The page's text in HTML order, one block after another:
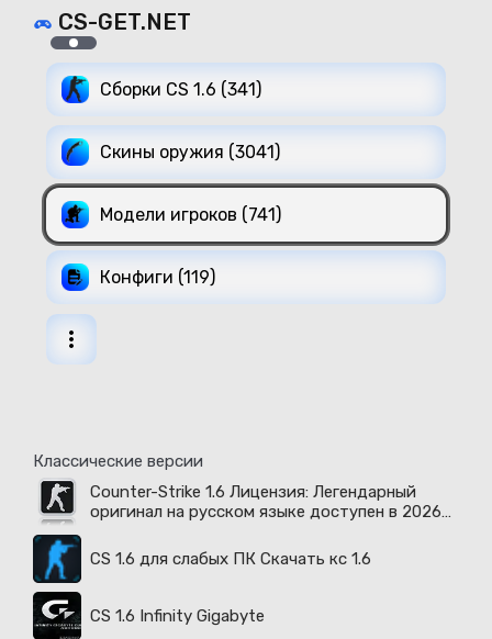
CS-GET.NET
Сборки CS 1.6 (341)
Скины оружия (3041)
Модели игроков (741)
Конфиги (119)
Классические версии
Counter-Strike 1.6 Лицензия: Легендарный
оригинал на русском языке доступен в 2026
CS 1.6 для слабых ПК Скачать кс 1.6
CS 1.6 Infinity Gigabyte